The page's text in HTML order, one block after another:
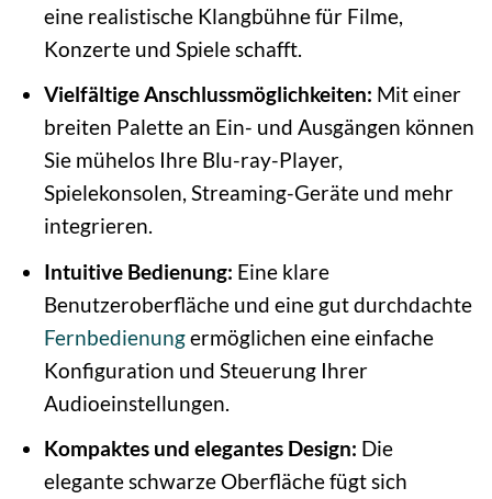
eine realistische Klangbühne für Filme,
Konzerte und Spiele schafft.
Vielfältige Anschlussmöglichkeiten: Mit einer
breiten Palette an Ein- und Ausgängen können
Sie mühelos Ihre Blu-ray-Player,
Spielekonsolen, Streaming-Geräte und mehr
integrieren.
Intuitive Bedienung: Eine klare
Benutzeroberfläche und eine gut durchdachte
Fernbedienungermöglichen eine einfache
Konfiguration und Steuerung Ihrer
Audioeinstellungen.
Kompaktes und elegantes Design: Die
elegante schwarze Oberfläche fügt sich